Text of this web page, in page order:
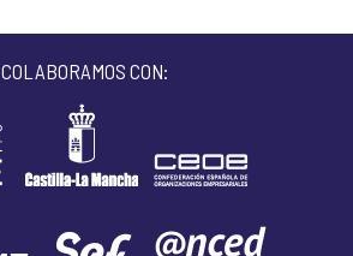
COLABORAMOS CON: